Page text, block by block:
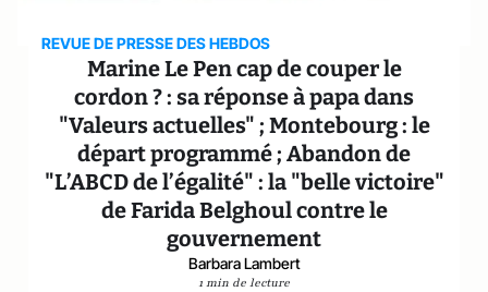
REVUE DE PRESSE DES HEBDOS
Marine Le Pen cap de couper le
cordon ? : sa réponse à papa dans
"Valeurs actuelles" ; Montebourg : le
départ programmé ; Abandon de
"L’ABCD de l’égalité" : la "belle victoire"
de Farida Belghoul contre le
gouvernement
Barbara Lambert
1 min de lecture